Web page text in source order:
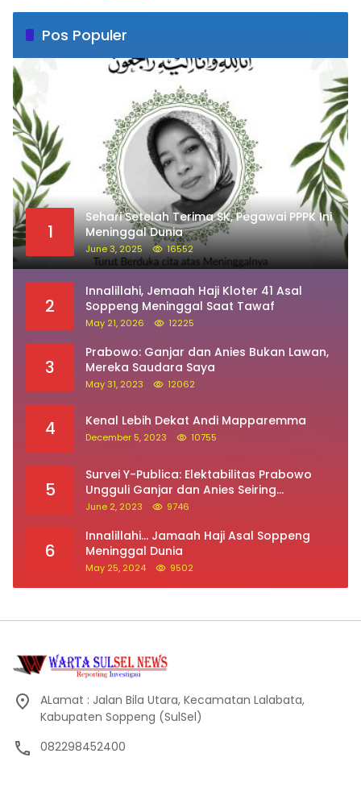
Pos Populer
1
Sehari Setelah Terima SK, Pegawai PPPK Ini
Meninggal Dunia
June 3, 2025 16552
2
Innalillahi, Jemaah Haji Kloter 41 Asal
Soppeng Meninggal Saat Tawaf
May 21, 2026 12225
3
Prabowo: Ganjar dan Anies Bukan Lawan,
Mereka Saudara Saya
May 31, 2023 12062
4 Kenal Lebih Dekat Andi Mapparemma
December 5, 2023 10755
5
Survei Y-Publica: Elektabilitas Prabowo
Ungguli Ganjar dan Anies Seiring
Kepuasan Terhadap Jokowi Naik
June 2, 2023 9746
6
Innalillahi… Jamaah Haji Asal Soppeng
Meninggal Dunia
May 25, 2024 9502
ALamat : Jalan Bila Utara, Kecamatan Lalabata,
Kabupaten Soppeng (SulSel)
082298452400